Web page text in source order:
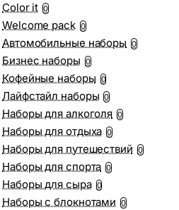
Color it 0
Welcome pack 0
Автомобильные наборы 0
Бизнес наборы 0
Кофейные наборы 0
Лайфстайл наборы 0
Наборы для алкоголя 0
Наборы для отдыха 0
Наборы для путешествий 0
Наборы для спорта 0
Наборы для сыра 0
Наборы с блокнотами 0